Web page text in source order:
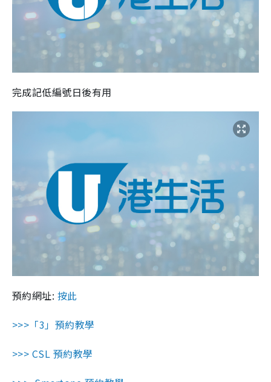
完成記低編號日後有用
預約網址: 按此
>>>「3」預約教學
>>> CSL 預約教學